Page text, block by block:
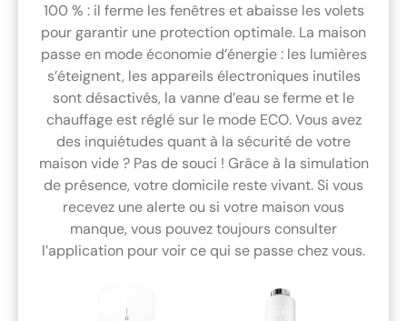
100 % : il ferme les fenêtres et abaisse les volets
pour garantir une protection optimale. La maison
passe en mode économie d’énergie : les lumières
s’éteignent, les appareils électroniques inutiles
sont désactivés, la vanne d’eau se ferme et le
chauffage est réglé sur le mode ECO. Vous avez
des inquiétudes quant à la sécurité de votre
maison vide ? Pas de souci ! Grâce à la simulation
de présence, votre domicile reste vivant. Si vous
recevez une alerte ou si votre maison vous
manque, vous pouvez toujours consulter
l’application pour voir ce qui se passe chez vous.